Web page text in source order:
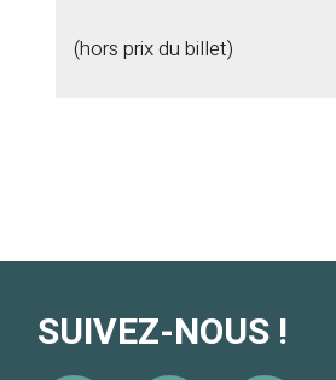
(hors prix du billet)
SUIVEZ-NOUS !